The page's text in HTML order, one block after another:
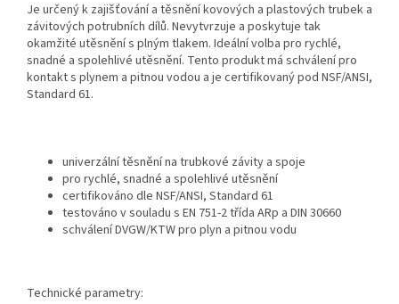
Je určený k zajišťování a těsnění kovových a plastových trubek a
závitových potrubních dílů. Nevytvrzuje a poskytuje tak
okamžité utěsnění s plným tlakem. Ideální volba pro rychlé,
snadné a spolehlivé utěsnění. Tento produkt má schválení pro
kontakt s plynem a pitnou vodou a je certifikovaný pod NSF/ANSI,
Standard 61.
univerzální těsnění na trubkové závity a spoje
pro rychlé, snadné a spolehlivé utěsnění
certifikováno dle NSF/ANSI, Standard 61
testováno v souladu s EN 751-2 třída ARp a DIN 30660
schválení DVGW/KTW pro plyn a pitnou vodu
Technické parametry: